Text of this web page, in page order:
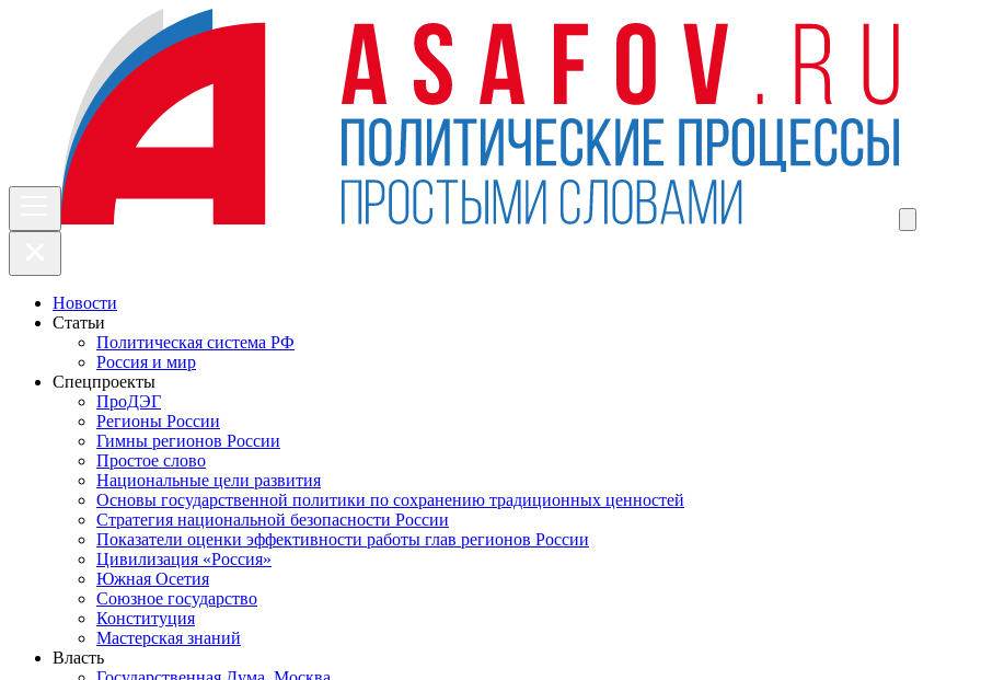
Новости
Статьи
Политическая система РФ
Россия и мир
Спецпроекты
ПроДЭГ
Регионы России
Гимны регионов России
Простое слово
Национальные цели развития
Основы государственной политики по сохранению традиционных ценностей
Стратегия национальной безопасности России
Показатели оценки эффективности работы глав регионов России
Цивилизация «Россия»
Южная Осетия
Союзное государство
Конституция
Мастерская знаний
Власть